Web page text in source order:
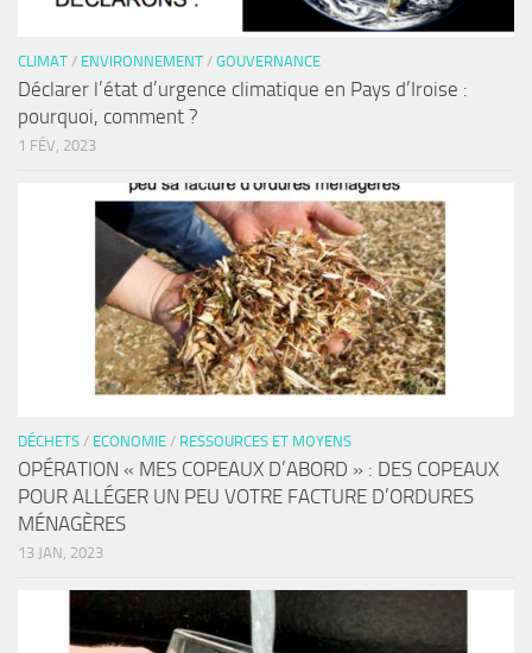
CLIMAT / ENVIRONNEMENT / GOUVERNANCE
Déclarer l’état d’urgence climatique en Pays d’Iroise :
pourquoi, comment ?
1 FÉV, 2023
DÉCHETS / ECONOMIE / RESSOURCES ET MOYENS
OPÉRATION « MES COPEAUX D’ABORD » : DES COPEAUX
POUR ALLÉGER UN PEU VOTRE FACTURE D’ORDURES
MÉNAGÈRES
13 JAN, 2023